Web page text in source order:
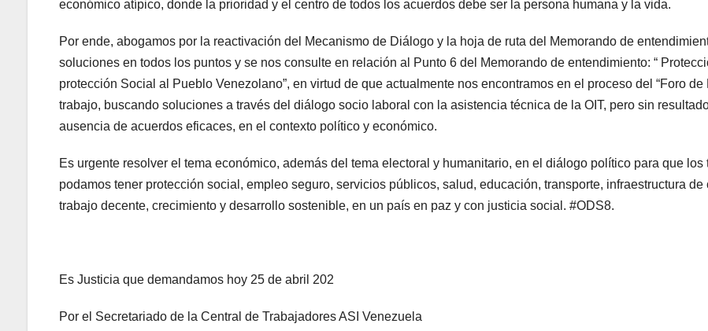
económico atípico, donde la prioridad y el centro de todos los acuerdos debe ser la persona humana y la vida.
Por ende, abogamos por la reactivación del Mecanismo de Diálogo y la hoja de ruta del Memorando de
soluciones en todos los puntos y se nos consulte en relación al Punto 6 del Memorando de entendimiento: “
protección Social al Pueblo Venezolano”, en virtud de que actualmente nos encontramos en el proceso del “Foro
trabajo, buscando soluciones a través del diálogo socio laboral con la asistencia técnica de la OIT, pero sin
ausencia de acuerdos eficaces, en el contexto político y económico.
Es urgente resolver el tema económico, además del tema electoral y humanitario, en el diálogo político para que
podamos tener protección social, empleo seguro, servicios públicos, salud, educación, transporte, infraestructura
trabajo decente, crecimiento y desarrollo sostenible, en un país en paz y con justicia social. #ODS8.
Es Justicia que demandamos hoy 25 de abril 202
Por el Secretariado de la Central de Trabajadores ASI Venezuela